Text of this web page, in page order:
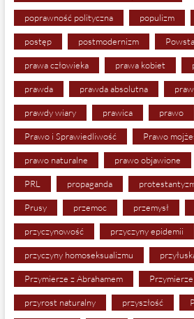
poprawność polityczna populizm
postęp postmodernizm
prawa człowieka prawa kobiet
prawda prawda absolutna
prawdy wiary prawica prawo
Prawo i Sprawiedliwość Prawo
prawo naturalne prawo objawione
PRL propaganda
Prusy przemoc przemysł
przyczynowość przyczyny epidemii
przyczyny homoseksualizmu
Przymierze z Abrahamem
przyrost naturalny przyszłość